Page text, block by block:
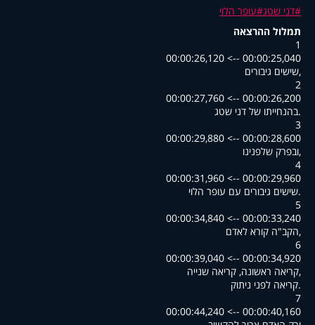
דני שטג עופר הלוי
תמלול ההרצאה
1
00:00:25,040 --> 00:00:26,120
,שישים גיבורים
2
00:00:26,200 --> 00:00:27,760
.בהנחייתו של דני שטג
3
00:00:28,600 --> 00:00:29,880
,ובפרק שלפנינו
4
00:00:29,960 --> 00:00:31,960
.שישים גיבורים עם עופר הלוי
5
00:00:33,240 --> 00:00:34,840
,הקב"ה קורא לאדם
6
00:00:34,920 --> 00:00:39,040
,קריאה ראשונה, קריאה שנייה
.קריאה לפני ניתוק
7
00:00:40,160 --> 00:00:44,240